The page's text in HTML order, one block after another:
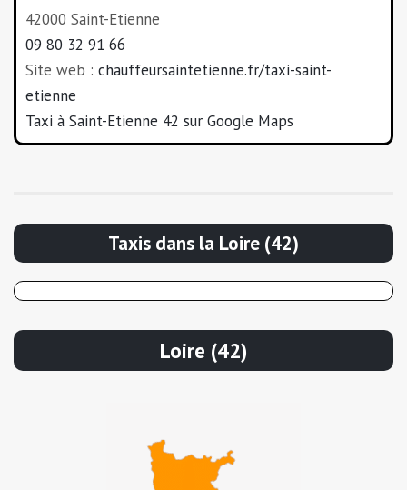
42000 Saint-Etienne
09 80 32 91 66
Site web : chauffeursaintetienne.fr/taxi-saint-
etienne
Taxi à Saint-Etienne 42 sur Google Maps
Taxis dans la Loire (42)
Loire (42)